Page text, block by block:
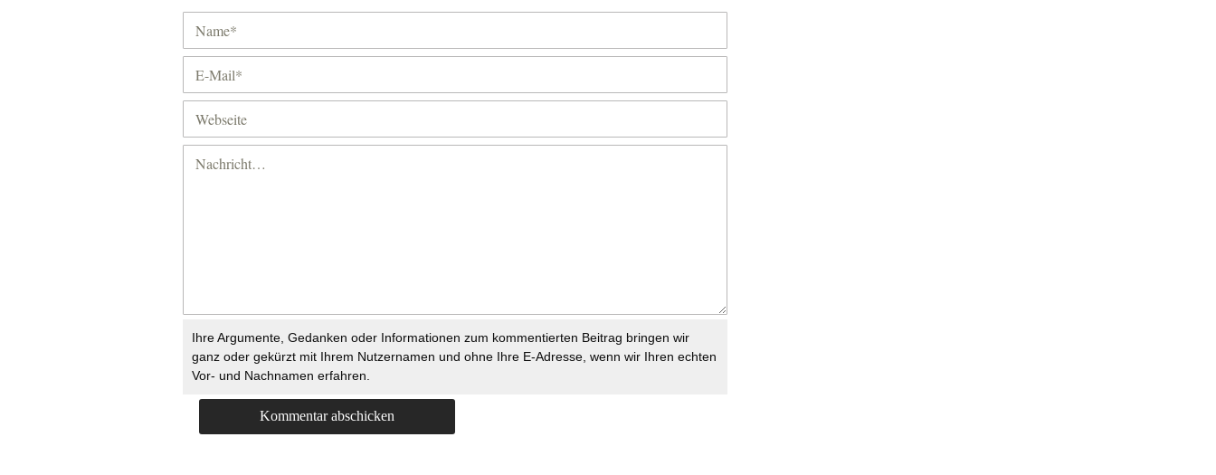
Ihre Argumente, Gedanken oder Informationen zum kommentierten Beitrag bringen wir
ganz oder gekürzt mit Ihrem Nutzernamen und ohne Ihre E-Adresse, wenn wir Ihren echten
Vor- und Nachnamen erfahren.